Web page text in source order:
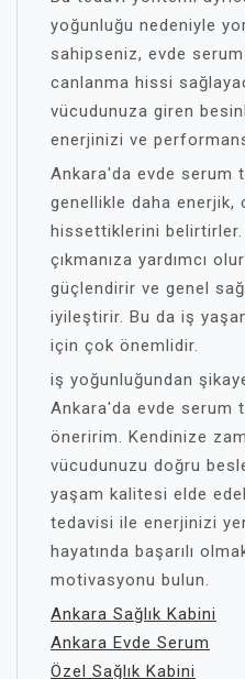
yoğunluğu nedeniyle
sahipseniz, evde
canlanma hissi
vücudunuza giren
enerjinizi ve
Ankara'da evde serum
genellikle daha enerjik,
hissettiklerini
çıkmanıza yardımcı
güçlendirir ve genel
iyileştirir. Bu da iş
için çok önemlidir.
iş yoğunluğundan
Ankara'da evde serum
öneririm. Kendinize
vücudunuzu doğru
yaşam kalitesi elde
tedavisi ile enerjinizi
hayatında başarılı
motivasyonu bulun.
Ankara Sağlık Kabini
Ankara Evde Serum
Özel Sağlık Kabini